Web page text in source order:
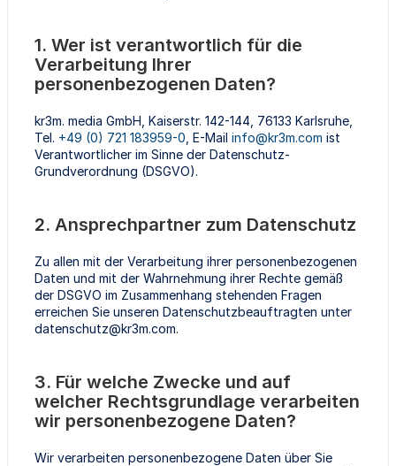
1. Wer ist verantwortlich für die
Verarbeitung Ihrer
personenbezogenen Daten?
kr3m. media GmbH, Kaiserstr. 142-144, 76133 Karlsruhe,
Tel. +49 (0) 721 183959-0 , E-Mail info@kr3m.com ist
Verantwortlicher im Sinne der Datenschutz-
Grundverordnung (DSGVO).
2. Ansprechpartner zum Datenschutz
Zu allen mit der Verarbeitung ihrer personenbezogenen
Daten und mit der Wahrnehmung ihrer Rechte gemäß
der DSGVO im Zusammenhang stehenden Fragen
erreichen Sie unseren Datenschutzbeauftragten unter
datenschutz@kr3m.com.
3. Für welche Zwecke und auf
welcher Rechtsgrundlage verarbeiten
wir personenbezogene Daten?
Wir verarbeiten personenbezogene Daten über Sie